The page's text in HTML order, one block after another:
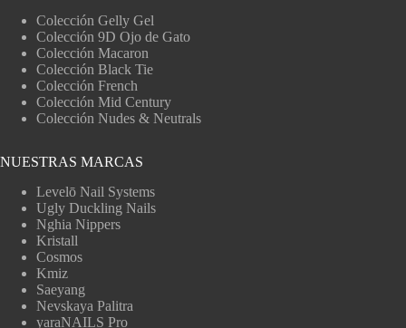
Colección Gelly Gel
Colección 9D Ojo de Gato
Colección Macaron
Colección Black Tie
Colección French
Colección Mid Century
Colección Nudes & Neutrals
NUESTRAS MARCAS
Levelō Nail Systems
Ugly Duckling Nails
Nghia Nippers
Kristall
Cosmos
Kmiz
Saeyang
Nevskaya Palitra
yaraNAILS Pro